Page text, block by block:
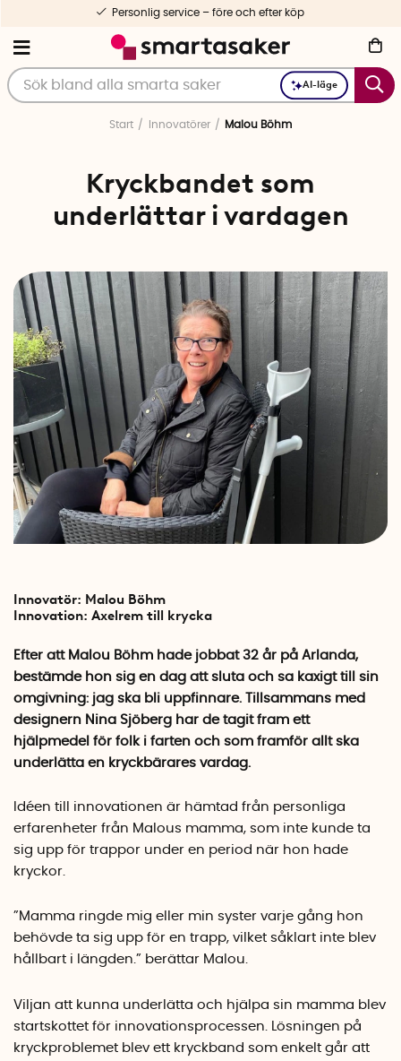
AI-läge
1-3 dagars leverans
Start Innovatörer Malou Böhm
Kryckbandet som
underlättar i vardagen
Innovatör: Malou Böhm
Innovation: Axelrem till krycka
Efter att Malou Böhm hade jobbat 32 år på Arlanda,
bestämde hon sig en dag att sluta och sa kaxigt till sin
omgivning: jag ska bli uppfinnare. Tillsammans med
designern Nina Sjöberg har de tagit fram ett
hjälpmedel för folk i farten och som framför allt ska
underlätta en kryckbärares vardag.
Idéen till innovationen är hämtad från personliga
erfarenheter från Malous mamma, som inte kunde ta
sig upp för trappor under en period när hon hade
kryckor.
”Mamma ringde mig eller min syster varje gång hon
behövde ta sig upp för en trapp, vilket såklart inte blev
hållbart i längden.” berättar Malou.
Viljan att kunna underlätta och hjälpa sin mamma blev
startskottet för innovationsprocessen. Lösningen på
kryckproblemet blev ett kryckband som enkelt går att